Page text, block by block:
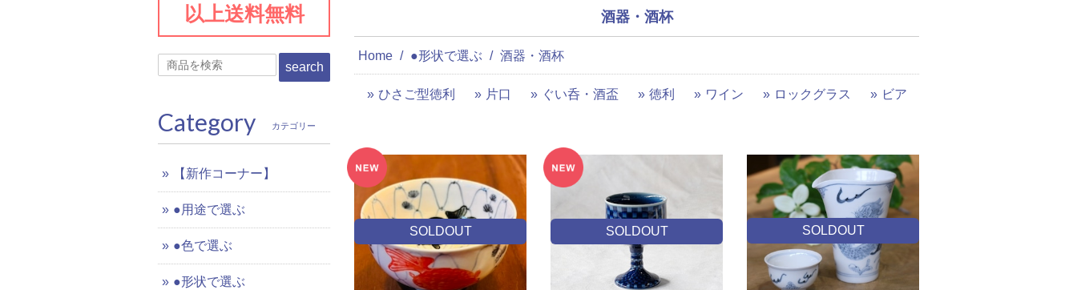
酒器・酒杯
Home ●形状で選ぶ 酒器・酒杯
ひさご型徳利 片口 ぐい呑・酒盃 徳利 ワイン ロックグラス ビア
SOLDOUT SOLDOUT SOLDOUT
以上送料無料
search
Category カテゴリー
【新作コーナー】
●用途で選ぶ
●色で選ぶ
●形状で選ぶ